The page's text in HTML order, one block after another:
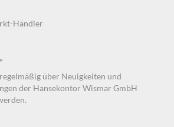
Händler
*
über Neuigkeiten und
der Hansekontor Wismar GmbH